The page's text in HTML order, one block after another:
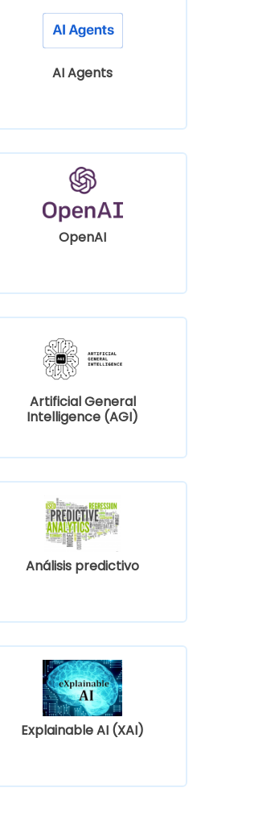
AI Agents
OpenAI
Artificial General
Intelligence (AGI)
Análisis predictivo
Explainable AI (XAI)